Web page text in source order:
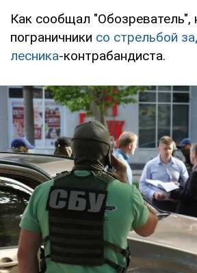
Как сообщал
пограничники со стрельбой
лесника-контрабандиста.